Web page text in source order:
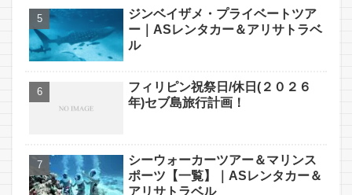
ジンベイザメ・プライベートツア
ー｜ASレンタカー＆アリサトラベ
ル
フィリピン祝祭日/休日(２０２６
年)セブ島旅行計画！
シーウォーカーツアー＆マリンス
ポーツ【一覧】｜ASレンタカー＆
アリサトラベル